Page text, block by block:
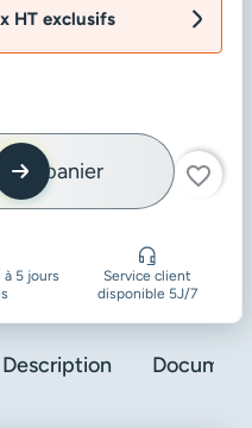
HT exclusifs
au panier favorite_border
à 5 jours
Service client
disponible 5J/7
Description